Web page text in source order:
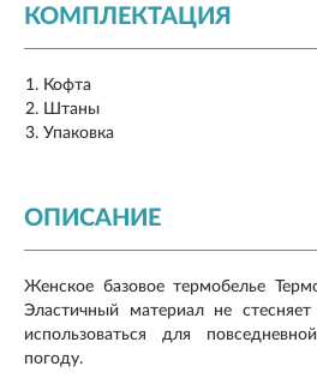
КОМПЛЕКТАЦИЯ
Кофта
Штаны
Упаковка
ОПИСАНИЕ
Женское базовое термобелье
Эластичный материал не
использоваться для
погоду.